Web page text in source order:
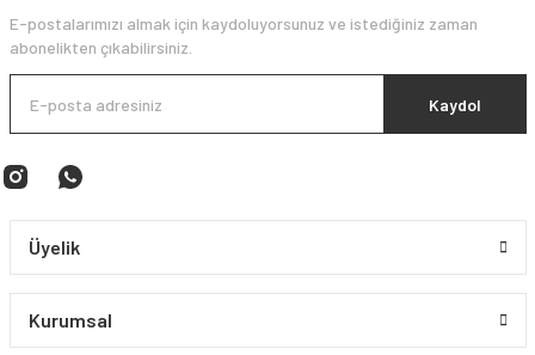
E-postalarımızı almak için kaydoluyorsunuz ve istediğiniz zaman
abonelikten çıkabilirsiniz.
Kaydol
Üyelik
Kurumsal